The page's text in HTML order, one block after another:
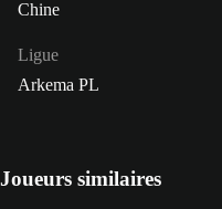
Chine
Ligue
Arkema PL
Joueurs similaires